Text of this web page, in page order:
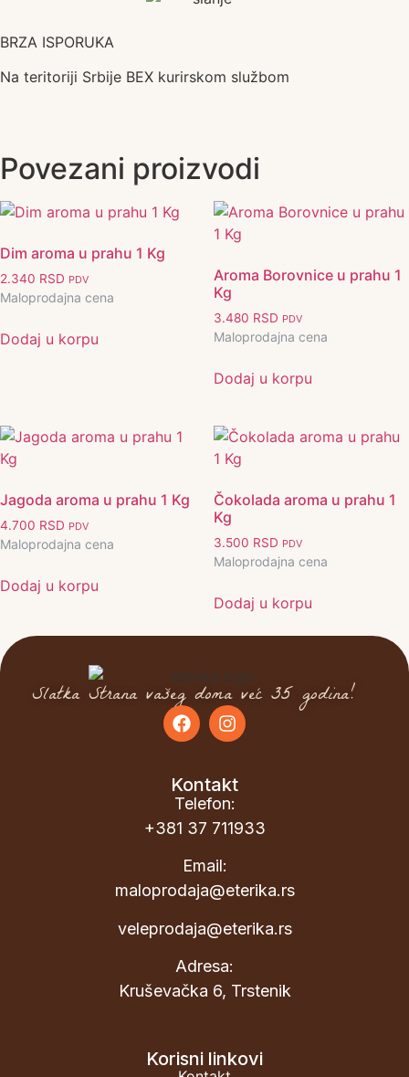
BRZA ISPORUKA
Na teritoriji Srbije BEX kurirskom službom
Povezani proizvodi
Dim aroma u prahu 1 Kg
2.340 RSD PDV
Maloprodajna cena
Dodaj u korpu
Aroma Borovnice u prahu 1
Kg
3.480 RSD PDV
Maloprodajna cena
Dodaj u korpu
Jagoda aroma u prahu 1 Kg
4.700 RSD PDV
Maloprodajna cena
Dodaj u korpu
Čokolada aroma u prahu 1
Kg
3.500 RSD PDV
Maloprodajna cena
Dodaj u korpu
Slatka Strana vašeg doma već 35 godina!
Kontakt
Telefon:
+381 37 711933
Email:
maloprodaja@eterika.rs
veleprodaja@eterika.rs
Adresa:
Kruševačka 6, Trstenik
Korisni linkovi